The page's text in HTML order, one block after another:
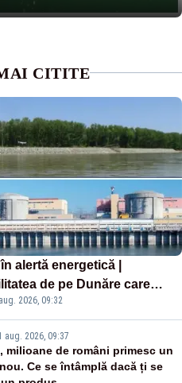
CITITE
alertă energetică |
de pe Dunăre care
Centrala Cernavodă era
de pe vremea lui Ceaușescu
2026, 09:32
aug. 2026, 09:37
milioane de români primesc un
Ce se întâmplă dacă ți se